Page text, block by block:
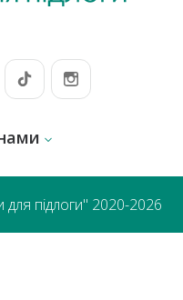
підлоги" 2020-2026